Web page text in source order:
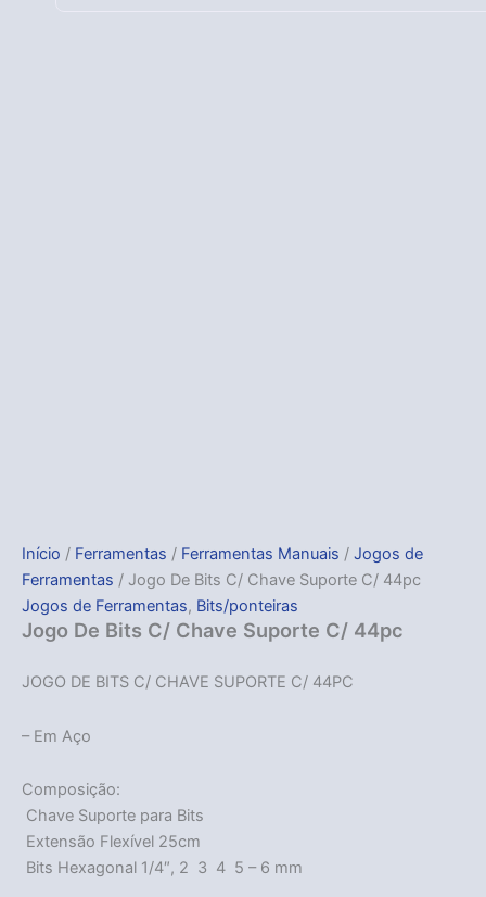
Início / Ferramentas / Ferramentas Manuais / Jogos de
Ferramentas / Jogo De Bits C/ Chave Suporte C/ 44pc
Jogos de Ferramentas, Bits/ponteiras
Jogo De Bits C/ Chave Suporte C/ 44pc
JOGO DE BITS C/ CHAVE SUPORTE C/ 44PC
– Em Aço
Composição:
 Chave Suporte para Bits
 Extensão Flexível 25cm
 Bits Hexagonal 1/4″, 2  3  4  5 – 6 mm